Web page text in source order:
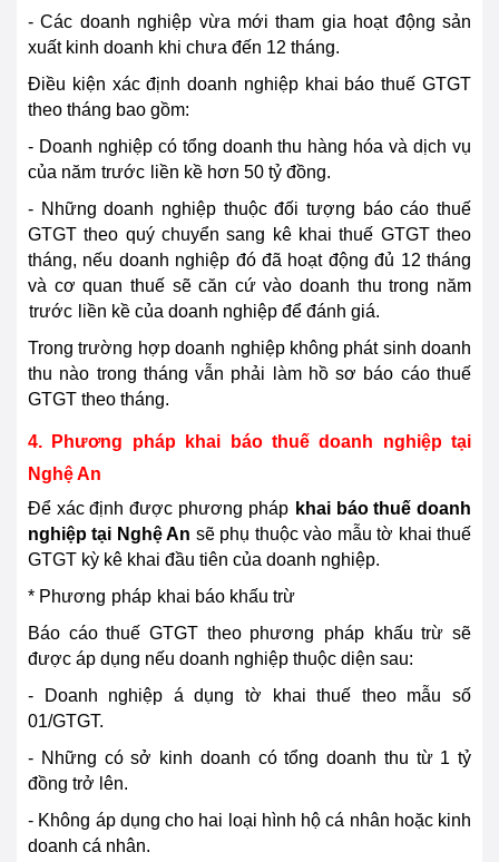
- Các doanh nghiệp vừa mới tham gia hoạt động sản
xuất kinh doanh khi chưa đến 12 tháng.
Điều kiện xác định doanh nghiệp khai báo thuế GTGT
theo tháng bao gồm:
- Doanh nghiệp có tổng doanh thu hàng hóa và dịch vụ
của năm trước liền kề hơn 50 tỷ đồng.
- Những doanh nghiệp thuộc đối tượng báo cáo thuế
GTGT theo quý chuyển sang kê khai thuế GTGT theo
tháng, nếu doanh nghiệp đó đã hoạt động đủ 12 tháng
và cơ quan thuế sẽ căn cứ vào doanh thu trong năm
trước liền kề của doanh nghiệp để đánh giá.
Trong trường hợp doanh nghiệp không phát sinh doanh
thu nào trong tháng vẫn phải làm hồ sơ báo cáo thuế
GTGT theo tháng.
4. Phương pháp khai báo thuế doanh nghiệp tại
Nghệ An
Để xác định được phương pháp khai báo thuế doanh
nghiệp tại Nghệ An sẽ phụ thuộc vào mẫu tờ khai thuế
GTGT kỳ kê khai đầu tiên của doanh nghiệp.
* Phương pháp khai báo khấu trừ
Báo cáo thuế GTGT theo phương
pháp
khấu trừ sẽ
được áp dụng nếu doanh nghiệp thuộc diện sau:
- Doanh nghiệp á dụng tờ khai thuế theo mẫu số
01/GTGT.
- Những có sở kinh doanh có tổng doanh thu từ 1 tỷ
đồng trở lên.
- Không áp dụng cho hai loại hình hộ cá nhân hoặc kinh
doanh cá nhân.